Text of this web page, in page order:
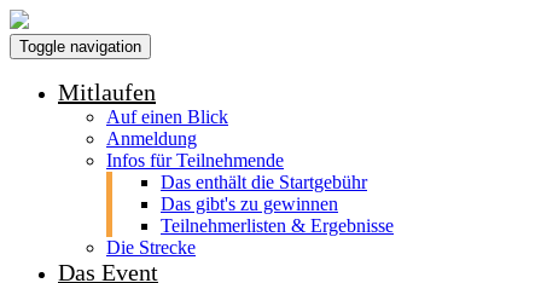
Toggle navigation
Mitlaufen
Auf einen Blick
Anmeldung
Infos für Teilnehmende
Das enthält die Startgebühr
Das gibt's zu gewinnen
Teilnehmerlisten & Ergebnisse
Die Strecke
Das Event